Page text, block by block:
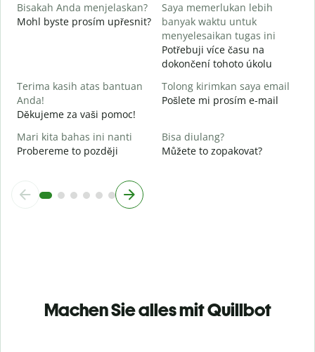
Bisakah Anda menjelaskan?
Mohl byste prosím upřesnit?
Saya memerlukan lebih
banyak waktu untuk
menyelesaikan tugas ini
Potřebuji více času na
dokončení tohoto úkolu
Terima kasih atas bantuan
Anda!
Děkujeme za vaši pomoc!
Tolong kirimkan saya email
Pošlete mi prosím e-mail
Mari kita bahas ini nanti
Probereme to později
Bisa diulang?
Můžete to zopakovat?
Machen Sie alles mit Quillbot